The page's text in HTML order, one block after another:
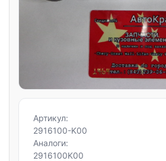
Артикул:
2916100-K00
Аналоги:
2916100K00